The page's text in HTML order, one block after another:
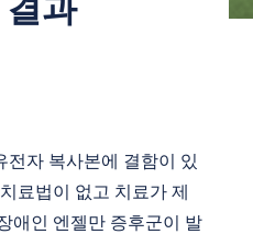
전자 복사본에 결함이 있
료법이 없고 치료가 제
애인 엔젤만 증후군이 발